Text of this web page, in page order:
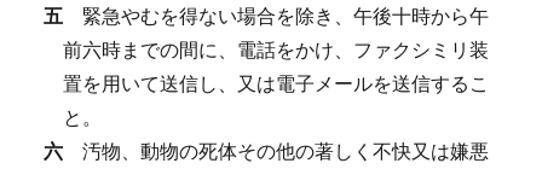
五 緊急やむを得ない場合を除き、午後十時から午
前六時までの間に、電話をかけ、ファクシミリ装
置を用いて送信し、又は電子メールを送信するこ
と。
六 汚物、動物の死体その他の著しく不快又は嫌悪